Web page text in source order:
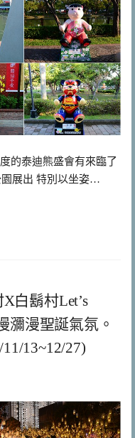
的泰迪熊盛會有來臨了
展出 特別以坐姿…
白鬍村Let’s
瀰漫聖誕氣氛。
13~12/27)